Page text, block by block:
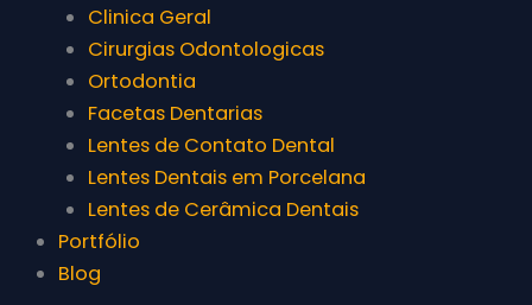
Clinica Geral
Cirurgias Odontologicas
Ortodontia
Facetas Dentarias
Lentes de Contato Dental
Lentes Dentais em Porcelana
Lentes de Cerâmica Dentais
Portfólio
Blog